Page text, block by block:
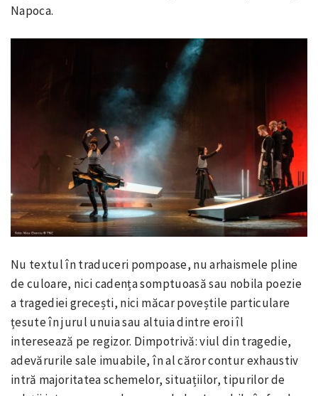
Napoca.
Nu textul în traduceri pompoase, nu arhaismele pline
de culoare, nici cadența somptuoasă sau nobila poezie
a tragediei grecești, nici măcar poveștile particulare
țesute în jurul unuia sau altuia dintre eroi îl
interesează pe regizor. Dimpotrivă: viul din tragedie,
adevărurile sale imuabile, în al căror contur exhaustiv
intră majoritatea schemelor, situațiilor, tipurilor de